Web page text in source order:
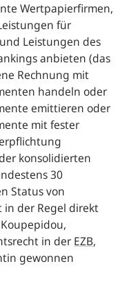
Wertpapierfirmen,
für
Leistungen des
anbieten (das
Rechnung mit
handeln oder
emittieren oder
mit fester
konsolidierten
30
Status von
der Regel direkt
in der EZB,
gewonnen